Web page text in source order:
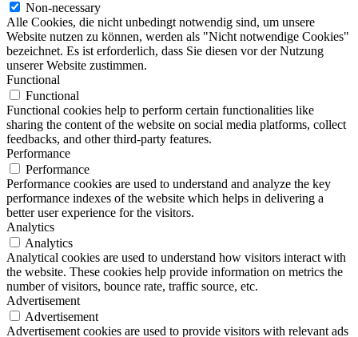
Non-necessary
Alle Cookies, die nicht unbedingt notwendig sind, um unsere
Website nutzen zu können, werden als "Nicht notwendige Cookies"
bezeichnet. Es ist erforderlich, dass Sie diesen vor der Nutzung
unserer Website zustimmen.
Functional
Functional
Functional cookies help to perform certain functionalities like
sharing the content of the website on social media platforms, collect
feedbacks, and other third-party features.
Performance
Performance
Performance cookies are used to understand and analyze the key
performance indexes of the website which helps in delivering a
better user experience for the visitors.
Analytics
Analytics
Analytical cookies are used to understand how visitors interact with
the website. These cookies help provide information on metrics the
number of visitors, bounce rate, traffic source, etc.
Advertisement
Advertisement
Advertisement cookies are used to provide visitors with relevant ads